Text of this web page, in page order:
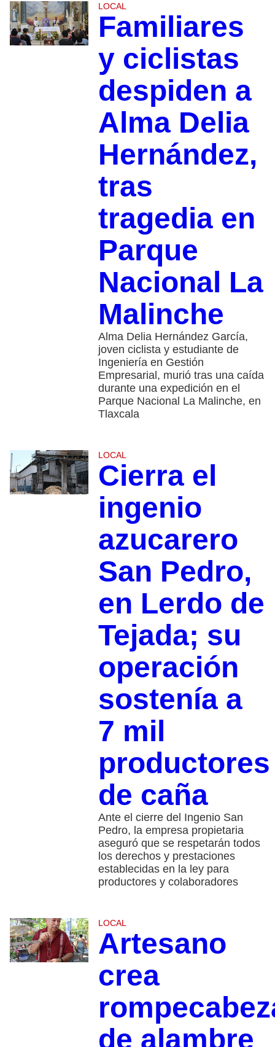
LOCAL
Familiares
y ciclistas
despiden a
Alma Delia
Hernández,
tras
tragedia en
Parque
Nacional La
Malinche
Alma Delia Hernández García,
joven ciclista y estudiante de
Ingeniería en Gestión
Empresarial, murió tras una caída
durante una expedición en el
Parque Nacional La Malinche, en
Tlaxcala
LOCAL
Cierra el
ingenio
azucarero
San Pedro,
en Lerdo de
Tejada; su
operación
sostenía a
7 mil
productores
de caña
Ante el cierre del Ingenio San
Pedro, la empresa propietaria
aseguró que se respetarán todos
los derechos y prestaciones
establecidas en la ley para
productores y colaboradores
LOCAL
Artesano
crea
de alambre